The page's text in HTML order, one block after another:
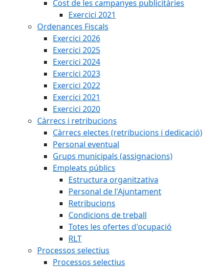
Cost de les campanyes publicitàries
Exercici 2021
Ordenances Fiscals
Exercici 2026
Exercici 2025
Exercici 2024
Exercici 2023
Exercici 2022
Exercici 2021
Exercici 2020
Càrrecs i retribucions
Càrrecs electes (retribucions i dedicació)
Personal eventual
Grups municipals (assignacions)
Empleats públics
Estructura organitzativa
Personal de l'Ajuntament
Retribucions
Condicions de treball
Totes les ofertes d'ocupació
RLT
Processos selectius
Processos selectius